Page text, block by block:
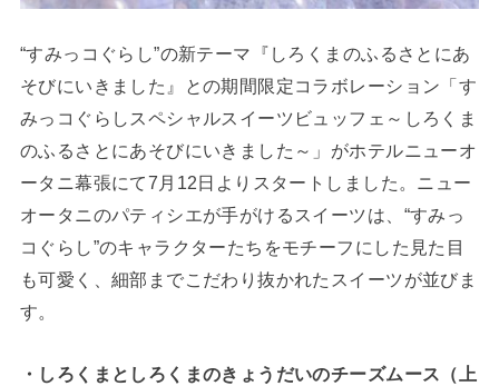
“すみっコぐらし”の新テーマ『しろくまのふるさとにあ
そびにいきました』との期間限定コラボレーション「す
みっコぐらしスペシャルスイーツビュッフェ～しろくま
のふるさとにあそびにいきました～」がホテルニューオ
ータニ幕張にて7月12日よりスタートしました。ニュー
オータニのパティシエが手がけるスイーツは、“すみっ
コぐらし”のキャラクターたちをモチーフにした見た目
も可愛く、細部までこだわり抜かれたスイーツが並びま
す。
・しろくまとしろくまのきょうだいのチーズムース（上